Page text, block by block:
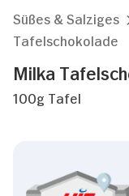
Süßes & Salziges
Tafelschokolade
Milka
100g Tafel